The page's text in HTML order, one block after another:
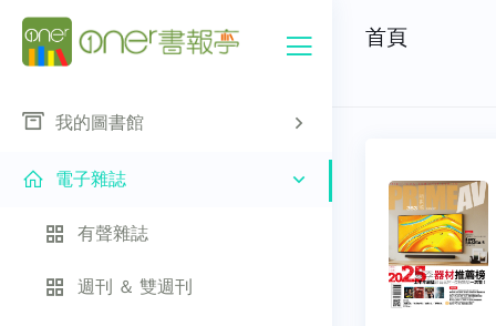
我的圖書館
電子雜誌
有聲雜誌
週刊 ＆ 雙週刊
首頁